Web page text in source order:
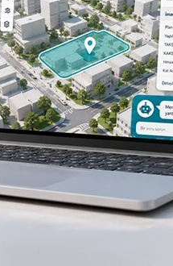
Serginin açılışına
Başkanı Ahmet
yarışmaya dünyanın
birlikte çevre